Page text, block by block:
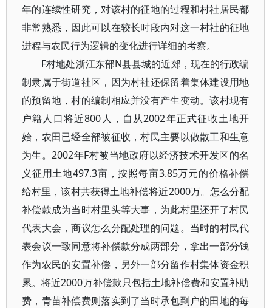
年的连续性研究，对该村的征地的过程和村社居民都
非常熟悉，因此可以在较长时段内对这一村社的征地
进程与农民行为逻辑的变化进行详细的考察。
F村地处浙江东部N县县城的近郊，现在的行政编
制隶属于街道社区，因为村社还保留着集体建设用地
的预留地，村的编制相应并没有产生变动。该村现有
户籍人口将近800人，自从2002年正式征收土地开
始，农田已经全部被征收，村民主要以做散工和生意
为生。2002年F村被当地政府以经济技术开发区的名
义征用土地497.3亩，按照每亩3.85万元的价格补偿
给村里，该村共获得土地补偿将近2000万。怎么分配
补偿款成为当时村里头等大事，为此村里还开了村民
代表大会，商议怎么分配处理的问题。当时的村民代
表会议一致同意将补偿款分成两部分，拿出一部分钱
作为农民的安置补偿，另外一部分留作村集体资金积
累。将近2000万补偿款只包括土地补偿费和安置补助
费，青苗补偿费则落实到了当时承包到户的田地的每